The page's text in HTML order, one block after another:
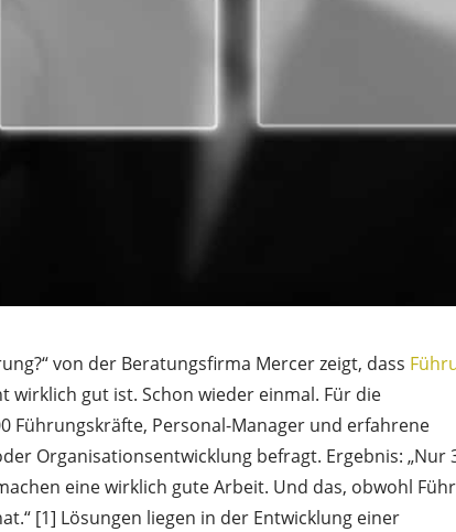
von der Beratungsfirma Mercer zeigt, dass
wirklich gut ist. Schon wieder einmal. Für die
Führungskräfte, Personal-Manager und erfahrene
Organisationsentwicklung befragt. Ergebnis: „Nur
eine wirklich gute Arbeit. Und das, obwohl
[1] Lösungen liegen in der Entwicklung einer